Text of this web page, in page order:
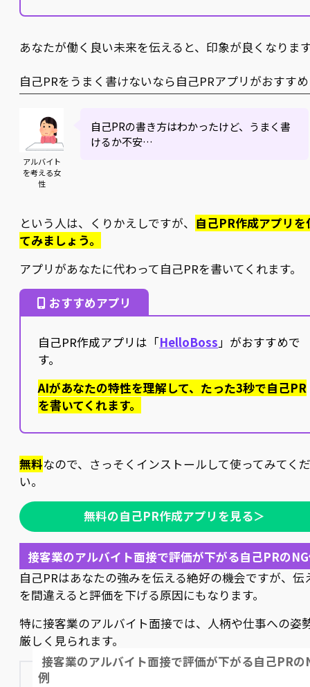
あなたが働く良い未来を伝えると、印象が良くなりま
自己PRをうまく書けないなら自己PRアプリがおすすめ
アルバイト
を考える女
性
自己PRの書き方はわかったけど、うまく書
けるか不安…
という人は、くりかえしですが、 自己PR作成アプリを
てみましょう。
アプリがあなたに代わって自己PRを書いてくれます。
おすすめアプリ
自己PR作成アプリは「HelloBoss」がおすすめで
す。
AIがあなたの特性を理解して、たった3秒で自己PR
を書いてくれます。
無料なので、さっそくインストールして使ってみてく
い。
無料の自己PR作成アプリを見る＞
接客業のアルバイト面接で評価が下がる自己PRの
自己PRはあなたの強みを伝える絶好の機会ですが、伝
を間違えると評価を下げる原因にもなります。
特に接客業のアルバイト面接では、人柄や仕事への姿
厳しく見られます。
接客業のアルバイト面接で評価が下がる自己PRの
例